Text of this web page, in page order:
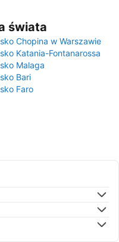
świata
Chopina w Warszawie
Katania-Fontanarossa
Malaga
Bari
Faro